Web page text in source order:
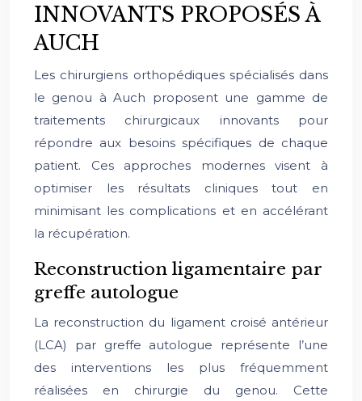
INNOVANTS PROPOSÉS À
AUCH
Les chirurgiens orthopédiques spécialisés dans
le genou à Auch proposent une gamme de
traitements chirurgicaux innovants pour
répondre aux besoins spécifiques de chaque
patient. Ces approches modernes visent à
optimiser les résultats cliniques tout en
minimisant les complications et en accélérant
la récupération.
Reconstruction ligamentaire par
greffe autologue
La reconstruction du ligament croisé antérieur
(LCA) par greffe autologue représente l’une
des interventions les plus fréquemment
réalisées en chirurgie du genou. Cette